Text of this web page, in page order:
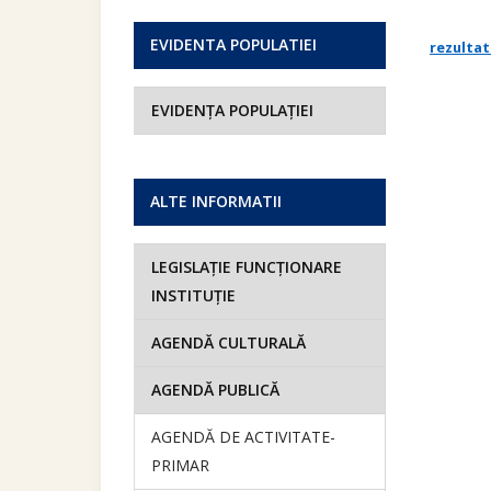
EVIDENTA POPULATIEI
EVIDENȚA POPULAȚIEI
ALTE INFORMATII
LEGISLAȚIE FUNCȚIONARE
INSTITUȚIE
AGENDĂ CULTURALĂ
AGENDĂ PUBLICĂ
AGENDĂ DE ACTIVITATE-
PRIMAR